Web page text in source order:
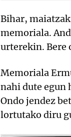
Bihar,
memoriala.
urterekin. Bere
Memoriala
nahi dute egun
Ondo jendez
lortutako diru